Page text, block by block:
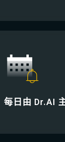
每日由 Dr.AI